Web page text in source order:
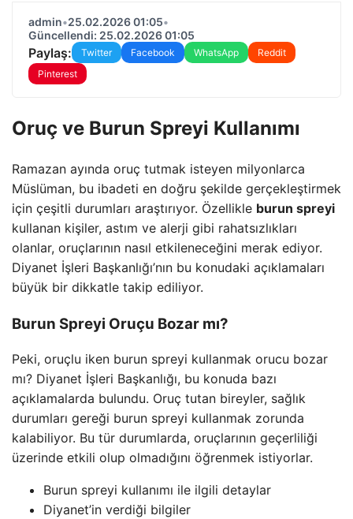
admin•25.02.2026 01:05•
Güncellendi: 25.02.2026 01:05
Paylaş: Twitter Facebook WhatsApp
Reddit
Pinterest
Oruç ve Burun Spreyi Kullanımı
Ramazan ayında oruç tutmak isteyen milyonlarca
Müslüman, bu ibadeti en doğru şekilde gerçekleştirmek
için çeşitli durumları araştırıyor. Özellikle burun spreyi
kullanan kişiler, astım ve alerji gibi rahatsızlıkları
olanlar, oruçlarının nasıl etkileneceğini merak ediyor.
Diyanet İşleri Başkanlığı’nın bu konudaki açıklamaları
büyük bir dikkatle takip ediliyor.
Burun Spreyi Oruçu Bozar mı?
Peki, oruçlu iken burun spreyi kullanmak orucu bozar
mı? Diyanet İşleri Başkanlığı, bu konuda bazı
açıklamalarda bulundu. Oruç tutan bireyler, sağlık
durumları gereği burun spreyi kullanmak zorunda
kalabiliyor. Bu tür durumlarda, oruçlarının geçerliliği
üzerinde etkili olup olmadığını öğrenmek istiyorlar.
Burun spreyi kullanımı ile ilgili detaylar
Diyanet’in verdiği bilgiler